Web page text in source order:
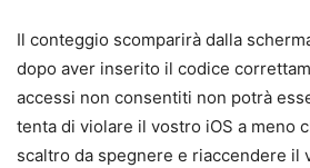
Il conteggio scomparirà dalla
dopo aver inserito il codice
accessi non consentiti non potrà
tenta di violare il vostro iOS a meno
scaltro da spegnere e riaccendere il